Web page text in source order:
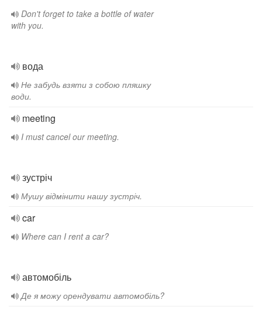
Don't forget to take a bottle of water
with you.
вода
Не забудь взяти з собою пляшку
води.
meeting
I must cancel our meeting.
зустріч
Мушу відмінити нашу зустріч.
car
Where can I rent a car?
автомобіль
Де я можу орендувати автомобіль?